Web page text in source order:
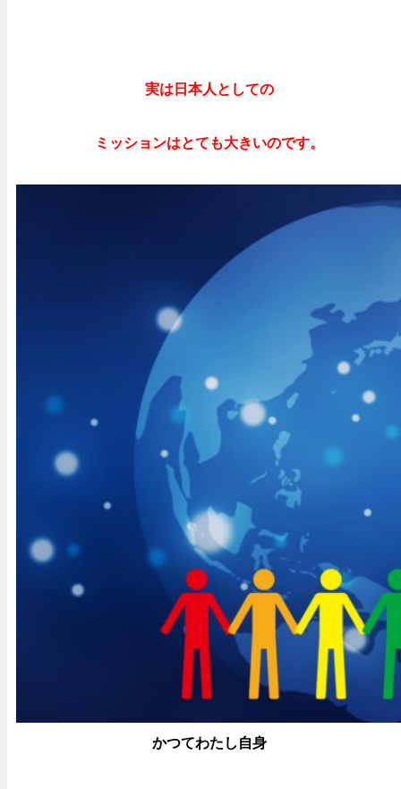
実は日本人としての
ミッションはとても大きいのです。
かつてわたし自身